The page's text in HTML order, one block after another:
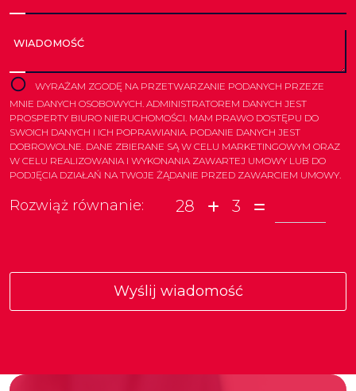
WIADOMOŚĆ
WYRAŻAM ZGODĘ NA PRZETWARZANIE PODANYCH PRZEZE
MNIE DANYCH OSOBOWYCH. ADMINISTRATOREM DANYCH JEST
PROSPERTY BIURO NIERUCHOMOŚCI. MAM PRAWO DOSTĘPU DO
SWOICH DANYCH I ICH POPRAWIANIA. PODANIE DANYCH JEST
DOBROWOLNE. DANE ZBIERANE SĄ W CELU MARKETINGOWYM ORAZ
W CELU REALIZOWANIA I WYKONANIA ZAWARTEJ UMOWY LUB DO
PODJĘCIA DZIAŁAŃ NA TWOJE ŻĄDANIE PRZED ZAWARCIEM UMOWY.
Rozwiąż równanie: 28 3